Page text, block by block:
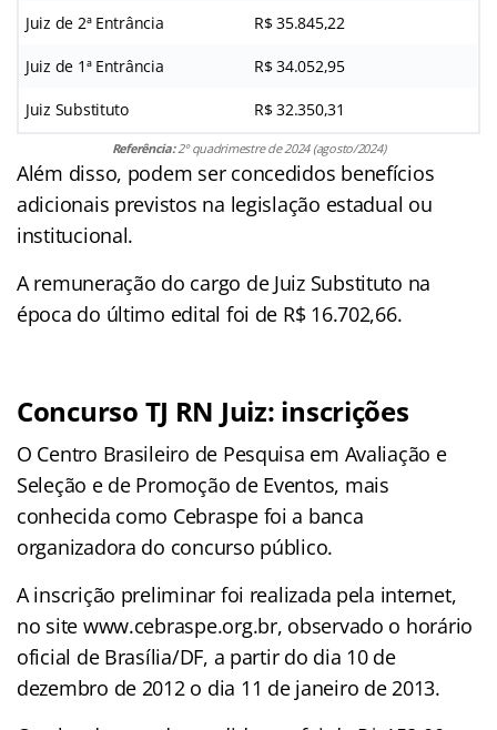
Juiz de 2ª Entrância R$ 35.845,22
Juiz de 1ª Entrância R$ 34.052,95
Juiz Substituto R$ 32.350,31
Referência:2º quadrimestre de 2024 (agosto/2024)
Além disso, podem ser concedidos benefícios
adicionais previstos na legislação estadual ou
institucional.
A remuneração do cargo de Juiz Substituto na
época do último edital foi de R$ 16.702,66.
Concurso TJ RN Juiz: inscrições
O Centro Brasileiro de Pesquisa em Avaliação e
Seleção e de Promoção de Eventos, mais
conhecida como Cebraspe foi a banca
organizadora do concurso público.
A inscrição preliminar foi realizada pela internet,
no site www.cebraspe.org.br, observado o horário
oficial de Brasília/DF, a partir do dia 10 de
dezembro de 2012 o dia 11 de janeiro de 2013.